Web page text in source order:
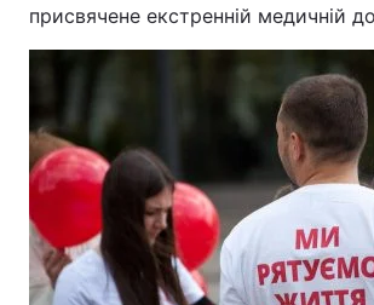
присвячене екстренній медичній